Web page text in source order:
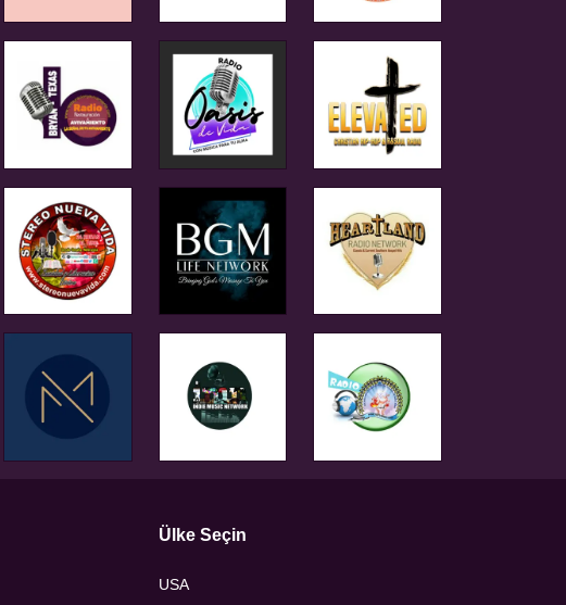
Ülke Seçin
USA